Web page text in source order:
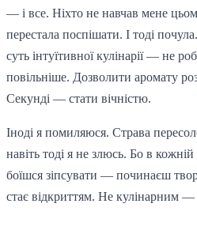
— і все. Ніхто не навчав мене
перестала поспішати. І тоді
суть інтуїтивної кулінарії — не
повільніше. Дозволити аромату
Секунді — стати вічністю.
Іноді я помиляюся. Страва
навіть тоді я не злюсь. Бо в
боїшся зіпсувати — починаєш
стає відкриттям. Не кулінарним